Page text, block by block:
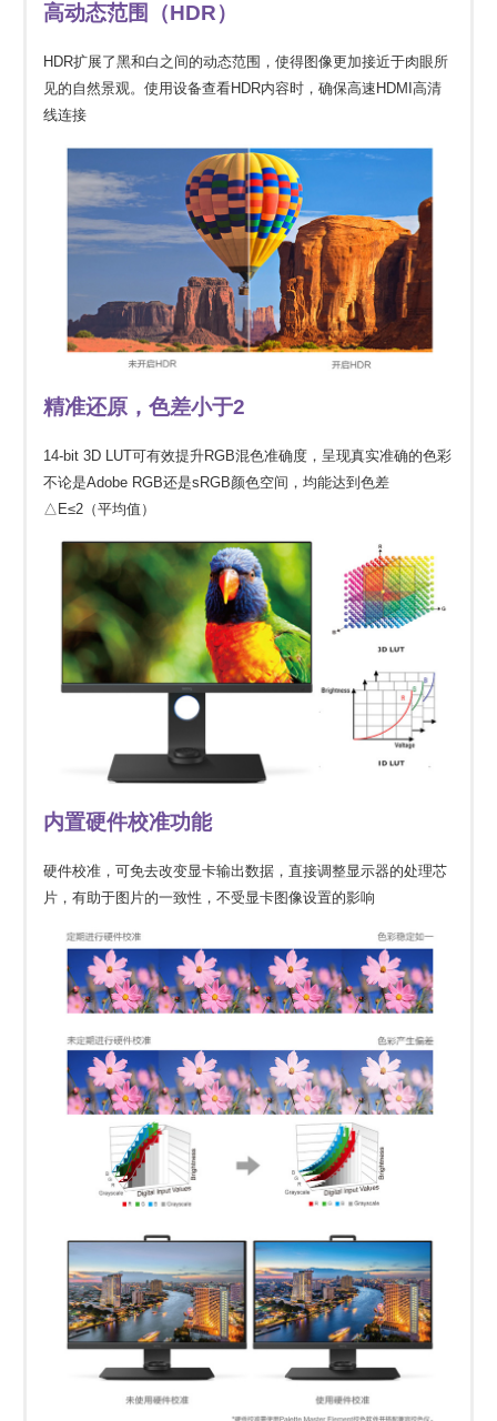
高动态范围（HDR）
HDR扩展了黑和白之间的动态范围，使得图像更加接近于肉眼所
见的自然景观。使用设备查看HDR内容时，确保高速HDMI高清
线连接
精准还原，色差小于2
14-bit 3D LUT可有效提升RGB混色准确度，呈现真实准确的色彩
不论是Adobe RGB还是sRGB颜色空间，均能达到色差
△E≤2（平均值）
内置硬件校准功能
硬件校准，可免去改变显卡输出数据，直接调整显示器的处理芯
片，有助于图片的一致性，不受显卡图像设置的影响